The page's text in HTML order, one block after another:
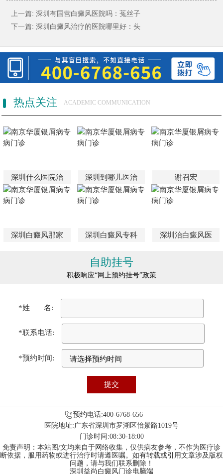
上一篇: 深圳有国营白癜风医院吗：菟丝子
下一篇: 深圳白癜风治疗的医院哪里好：头
热点关注 ACADEMIC COMMUNICATION
深圳什么医院治 深圳到哪儿医治 谢召宏
深圳白癜风那家 深圳白癜风专科 深圳治白癜风医
自助挂号
积极响应“网上预约挂号”政策
*姓 名:
*联系电话:
*预约时间:
预约电话:400-6768-656
医院地址:广东省深圳市罗湖区怡景路1019号
门诊时间:08:30-18:00
免责声明：本站图/文均来自于网络收集，仅供病友参考，不作为医疗诊
断依据，服用药物或进行治疗时请遵医嘱。如有转载或引用文章涉及版权
问题，请与我们联系删除！
深圳益尚白癜风门诊电脑端